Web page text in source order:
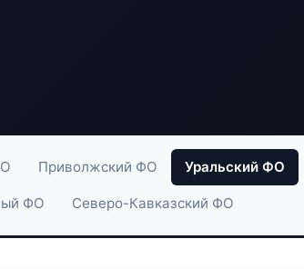
Приволжский ФО Уральский ФО
ФО Северо-Кавказский ФО